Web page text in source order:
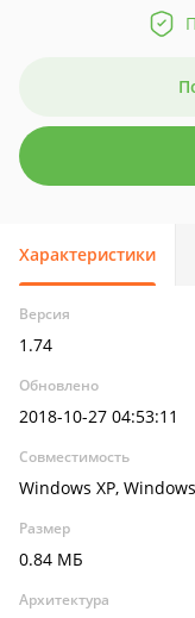
Характеристики
Версия
1.74
Обновлено
2018-10-27 04:53:11
Совместимость
Windows XP,
Размер
0.84 МБ
Архитектура